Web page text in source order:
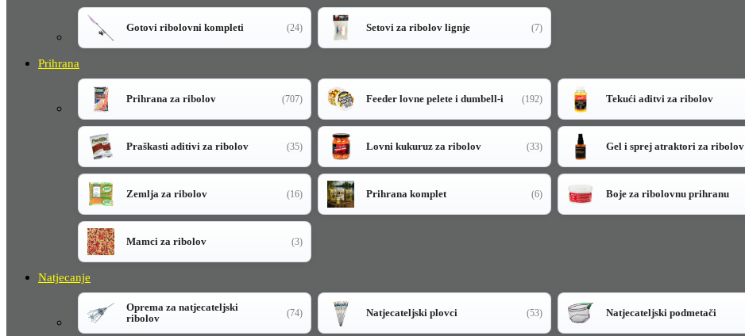
Gotovi ribolovni kompleti (24) Setovi za ribolov lignje (7)
Prihrana
Prihrana za ribolov (707) Feeder lovne pelete i dumbell-i (192) Tekući aditvi za ribolov
Praškasti aditivi za ribolov (35) Lovni kukuruz za ribolov (33) Gel i sprej atraktori za ribolov
Zemlja za ribolov (16) Prihrana komplet (6) Boje za ribolovnu prihranu
Mamci za ribolov (3)
Natjecanje
Oprema za natjecateljski
ribolov
(74) Natjecateljski plovci (53) Natjecateljski podmetači